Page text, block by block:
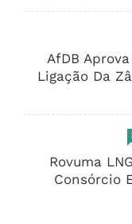
AfDB
Ligação Da
Rovuma
Consórcio